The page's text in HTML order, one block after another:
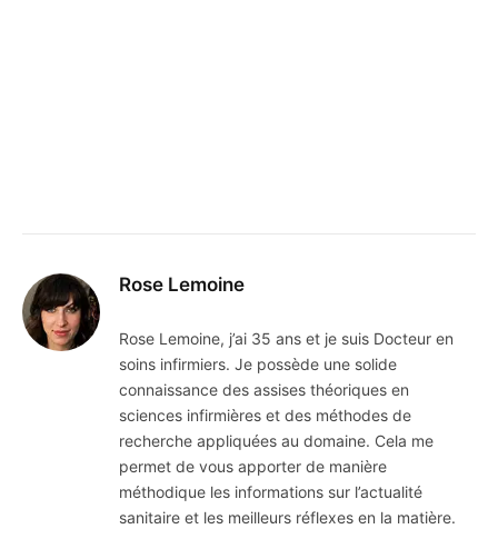
Rose Lemoine
Rose Lemoine, j’ai 35 ans et je suis Docteur en
soins infirmiers. Je possède une solide
connaissance des assises théoriques en
sciences infirmières et des méthodes de
recherche appliquées au domaine. Cela me
permet de vous apporter de manière
méthodique les informations sur l’actualité
sanitaire et les meilleurs réflexes en la matière.